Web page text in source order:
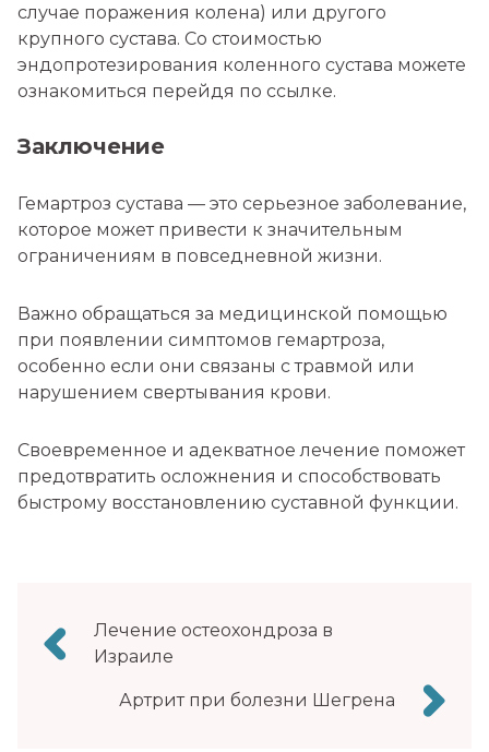
случае поражения колена) или другого
крупного сустава. Со стоимостью
эндопротезирования коленного сустава можете
ознакомиться перейдя по ссылке.
Заключение
Гемартроз сустава — это серьезное заболевание,
которое может привести к значительным
ограничениям в повседневной жизни.
Важно обращаться за медицинской помощью
при появлении симптомов гемартроза,
особенно если они связаны с травмой или
нарушением свертывания крови.
Своевременное и адекватное лечение поможет
предотвратить осложнения и способствовать
быстрому восстановлению суставной функции.
Навигация
по
записям
Лечение остеохондроза в
Израиле
Артрит при болезни Шегрена